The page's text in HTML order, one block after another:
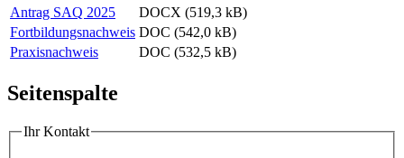
Antrag SAQ 2025
DOCX (519,3 kB)
Fortbildungsnachweis DOC (542,0 kB)
Praxisnachweis
DOC (532,5 kB)
Seitenspalte
Ihr Kontakt